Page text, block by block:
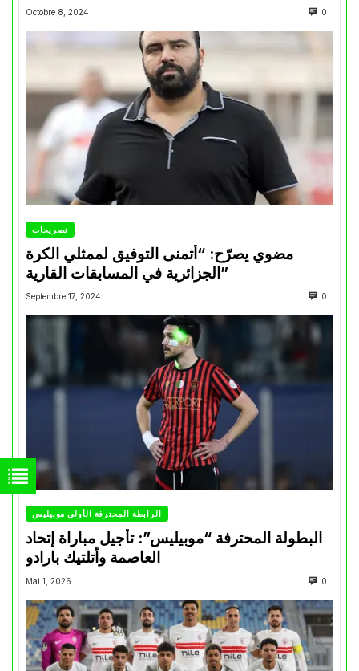
Octobre 8, 2024 0
تصريحات
مضوي يصرّح: “أتمنى التوفيق لممثلي الكرة
الجزائرية في المسابقات القارية”
Septembre 17, 2024 0
الرابطة المحترفة الأولى موبيليس
البطولة المحترفة “موبيليس”: تأجيل مباراة إتحاد
العاصمة وأتلتيك بارادو
Mai 1, 2026 0